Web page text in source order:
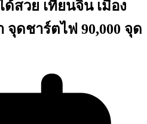
สวย เทียนจิน เมือง
ดชาร์ตไฟ 90,000 จุด